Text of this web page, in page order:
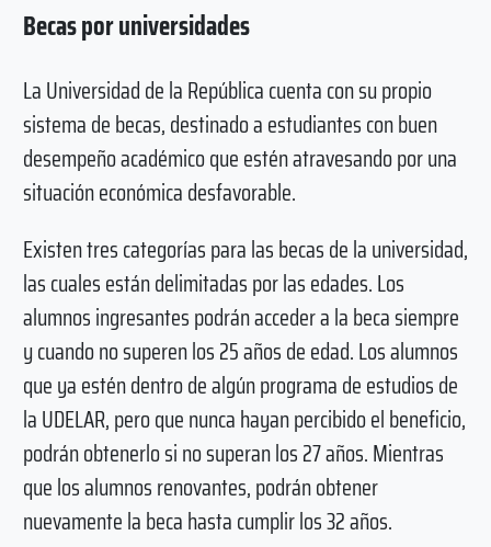
Becas por universidades
La Universidad de la República cuenta con su propio
sistema de becas, destinado a estudiantes con buen
desempeño académico que estén atravesando por una
situación económica desfavorable.
Existen tres categorías para las becas de la universidad,
las cuales están delimitadas por las edades. Los
alumnos ingresantes podrán acceder a la beca siempre
y cuando no superen los 25 años de edad. Los alumnos
que ya estén dentro de algún programa de estudios de
la UDELAR, pero que nunca hayan percibido el beneficio,
podrán obtenerlo si no superan los 27 años. Mientras
que los alumnos renovantes, podrán obtener
nuevamente la beca hasta cumplir los 32 años.